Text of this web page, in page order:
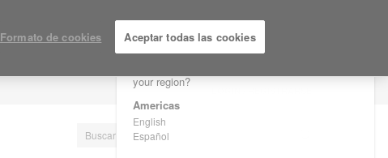
Are you in United States?
your region?
Americas
English
Español
Formato de cookies Aceptar todas las cookies